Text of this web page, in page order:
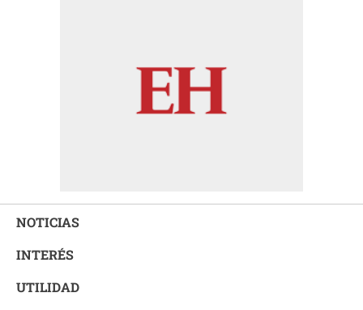
NOTICIAS
INTERÉS
UTILIDAD